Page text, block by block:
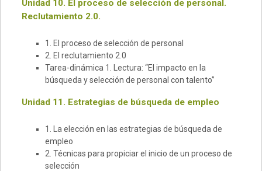
Unidad 10. El proceso de selección de personal.
Reclutamiento 2.0.
1. El proceso de selección de personal
2. El reclutamiento 2.0
Tarea-dinámica 1. Lectura: “El impacto en la
búsqueda y selección de personal con talento”
Unidad 11. Estrategias de búsqueda de empleo
1. La elección en las estrategias de búsqueda de
empleo
2. Técnicas para propiciar el inicio de un proceso de
selección